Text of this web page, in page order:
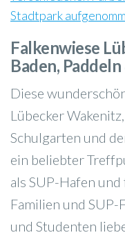
Falkenwiese
Baden,
Diese
Lübecker
Schulgarten und
ein beliebter
als SUP-Hafen
Familien und SUP-
und Studenten